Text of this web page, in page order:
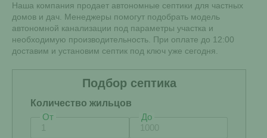
Наша компания продает автономные септики для частных
домов и дач. Менеджеры помогут подобрать модель
автономной канализации под параметры участка и
необходимую производительность. При оплате до 12:00
доставим и установим септик под ключ уже сегодня.
Подбор септика
Количество жильцов
От
До